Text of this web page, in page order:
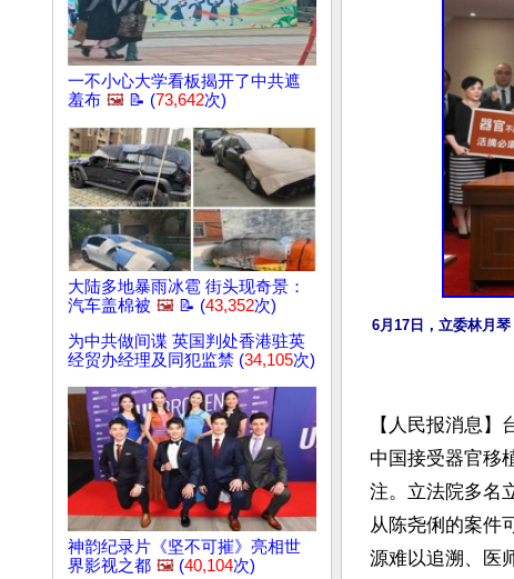
一不小心大学看板揭开了中共遮
羞布 🖼️ 📝 (73,642次)
大陆多地暴雨冰雹 街头现奇景：
汽车盖棉被 🖼️ 📝 (43,352次)
为中共做间谍 英国判处香港驻英
经贸办经理及同犯监禁 (34,105次)
神韵纪录片《坚不可摧》亮相世
界影视之都 🖼️ (40,104次)
6月17日，立委林月
【人民报消息
中国接受器官移
注。立法院多名
从陈尧俐的案件
源难以追溯、医